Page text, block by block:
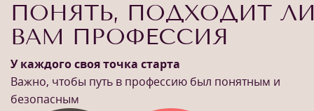
ПОНЯТЬ, ПОДХОДИТ
ВАМ ПРОФЕССИЯ
У каждого своя точка старта
Важно, чтобы путь в профессию был понятным и
безопасным